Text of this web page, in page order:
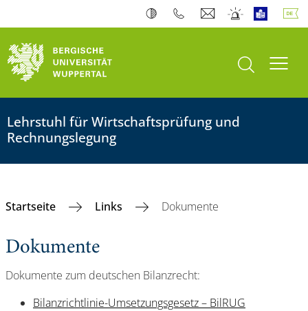
Suche öffnen
Lehrstuhl für Wirtschaftsprüfung und
Rechnungslegung
Startseite Links Dokumente
Dokumente
Dokumente zum deutschen Bilanzrecht:
Bilanzrichtlinie-Umsetzungsgesetz – BilRUG